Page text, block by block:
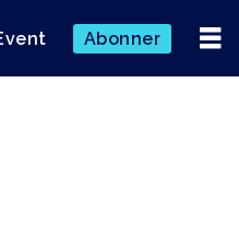
Abonner